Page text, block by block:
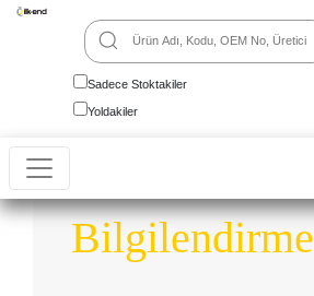
Sadece Stoktakiler
Yoldakiler
Bilgilendirme